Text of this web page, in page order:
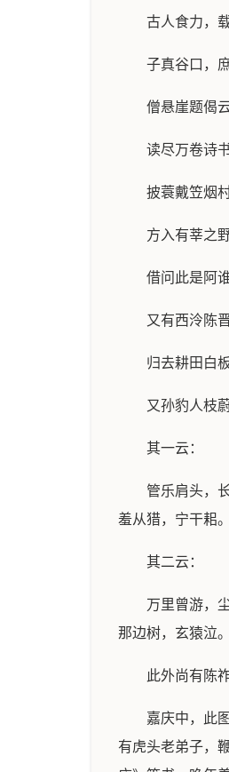
古人食力，
子真谷口，
僧悬崖题偈云
读尽万卷诗
披蓑戴笠烟
方入有莘之
借问此是阿
又有西泠陈
归去耕田白
又孙豹人枝
其一云：
管乐肩头，
羞从猎，宁干耜
其二云：
万里曾游，
那边树，玄猿泣
此外尚有陈
嘉庆中，此
有虎头老弟子，